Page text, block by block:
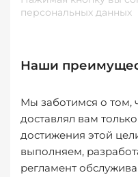
персональных данных
Наши
Мы заботимся о том,
доставлял вам
достижения этой
выполняем,
регламент